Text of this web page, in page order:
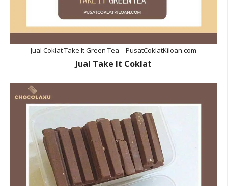
Jual Coklat Take It Green Tea – PusatCoklatKiloan.com
Jual Take It Coklat